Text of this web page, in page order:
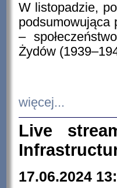
W listopadzie,
podsumowująca
–
Żydów
więcej...
Live
17.06.2024